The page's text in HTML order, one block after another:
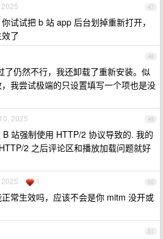
47
试试把 b 站 app 后台划掉重新打开，
了
48
了仍然不行，我还卸载了重新安装。似
我尝试极端的只设置填写一个项也是没
49
2025
站强制使用 HTTP/2 协议导致的. 我的
2 之后评论区和播放加载问题就好
50
1
常生效吗，应该不会是你 mitm 没开或
51